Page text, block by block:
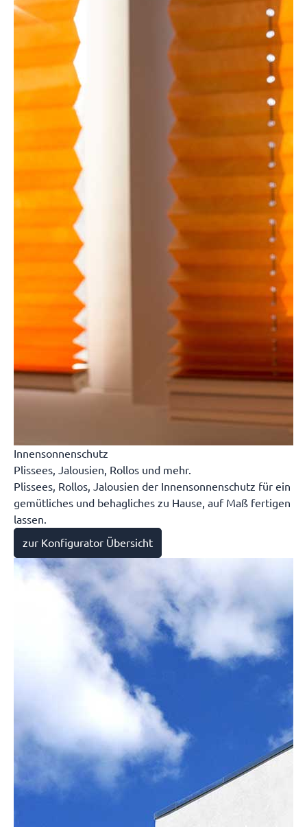
Innensonnenschutz
Plissees, Jalousien, Rollos und mehr.
Plissees, Rollos, Jalousien der Innensonnenschutz für ein
gemütliches und behagliches zu Hause, auf Maß fertigen
lassen.
zur Konfigurator Übersicht